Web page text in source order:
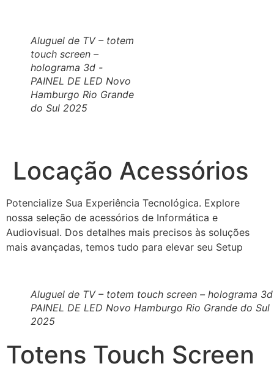
Aluguel de TV – totem
touch screen –
holograma 3d -
PAINEL DE LED Novo
Hamburgo Rio Grande
do Sul 2025
Locação Acessórios
Potencialize Sua Experiência Tecnológica. Explore
nossa seleção de acessórios de Informática e
Audiovisual. Dos detalhes mais precisos às soluções
mais avançadas, temos tudo para elevar seu Setup
Aluguel de TV – totem touch screen – holograma
PAINEL DE LED Novo Hamburgo Rio Grande do Sul
2025
Totens Touch Screen